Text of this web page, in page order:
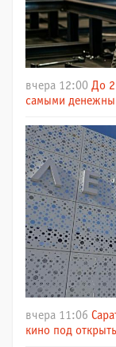
вчера 12:00 До
самыми
вчера 11:06
кино под